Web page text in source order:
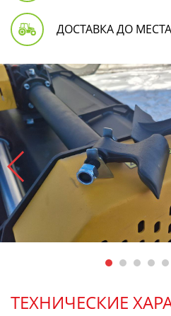
ДОСТАВКА ДО МЕСТА
ТЕХНИЧЕСКИЕ